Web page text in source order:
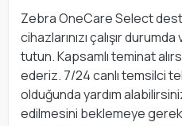
Zebra OneCare Select
cihazlarınızı çalışır
tutun. Kapsamlı teminat
ederiz. 7/24 canlı temsilci
olduğunda yardım
edilmesini beklemeye